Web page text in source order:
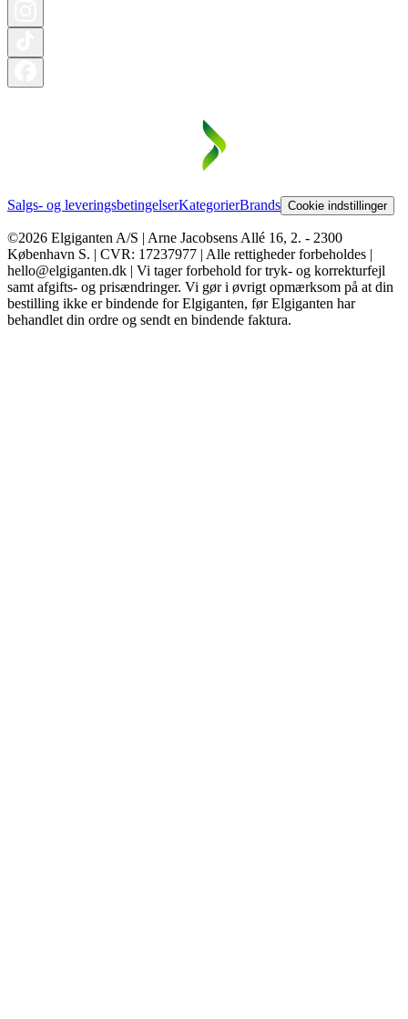
Salgs- og leveringsbetingelserKategorierBrands Cookie indstillinger
©2026 Elgiganten A/S | Arne Jacobsens Allé 16, 2. - 2300
København S. | CVR: 17237977 | Alle rettigheder forbeholdes |
hello@elgiganten.dk | Vi tager forbehold for tryk- og korrekturfejl
samt afgifts- og prisændringer. Vi gør i øvrigt opmærksom på at din
bestilling ikke er bindende for Elgiganten, før Elgiganten har
behandlet din ordre og sendt en bindende faktura.